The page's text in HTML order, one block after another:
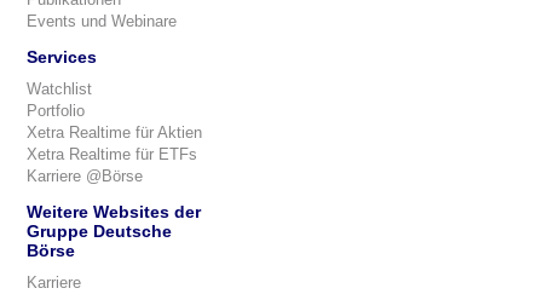
Events und Webinare
Services
Watchlist
Portfolio
Xetra Realtime für Aktien
Xetra Realtime für ETFs
Karriere @Börse
Weitere Websites der
Gruppe Deutsche
Börse
Karriere